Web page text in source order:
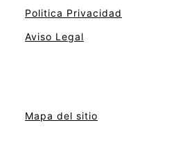
Politica Privacidad
Aviso Legal
Mapa del sitio